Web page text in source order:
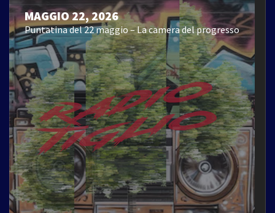
MAGGIO 22, 2026
Puntatina del 22 maggio – La camera del progresso